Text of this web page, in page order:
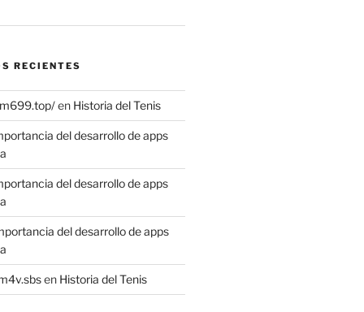
RECIENTES
en Historia del Tenis
del desarrollo de apps
del desarrollo de apps
del desarrollo de apps
en Historia del Tenis